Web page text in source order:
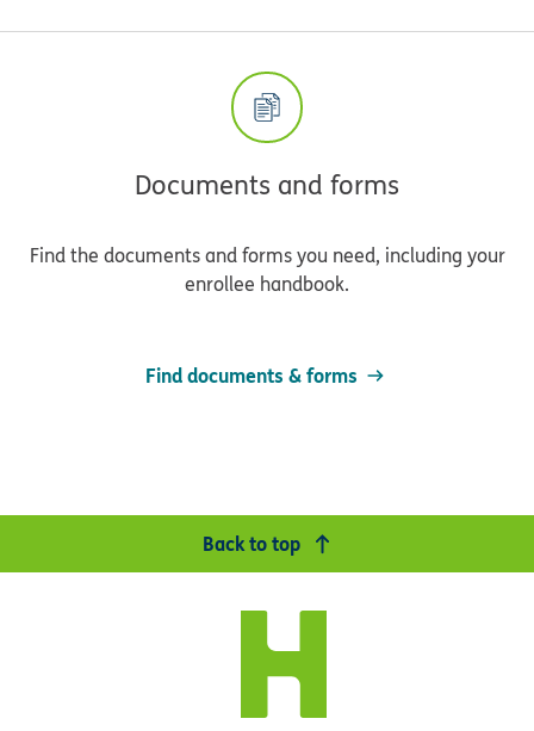
Documents and forms
Find the documents and forms you need, including your
enrollee handbook.
Find documents & forms
Back to top